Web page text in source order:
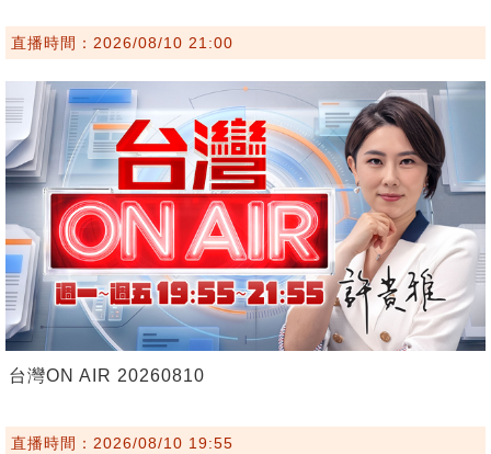
直播時間：2026/08/10 21:00
台灣ON AIR 20260810
直播時間：2026/08/10 19:55